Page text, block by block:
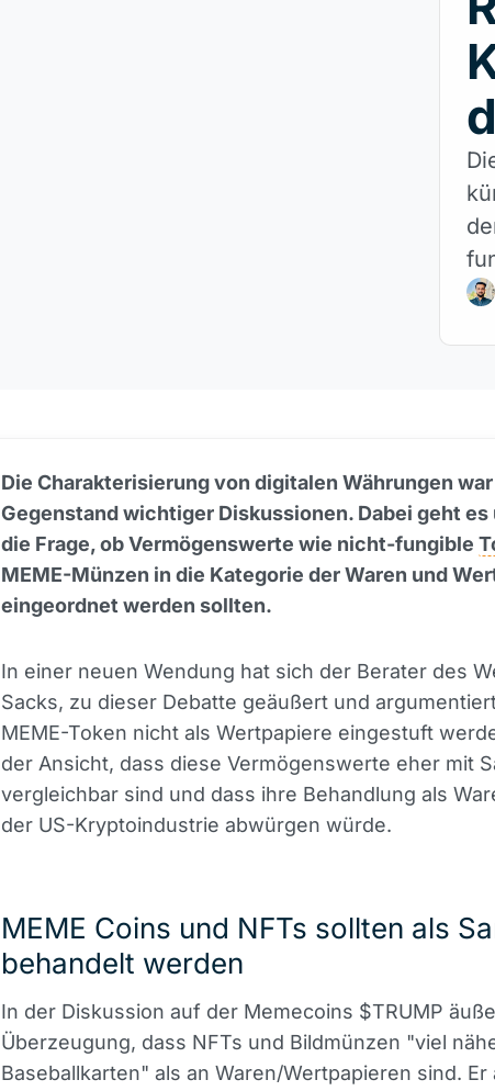
Die Charakterisierung von digitalen Währungen
Gegenstand wichtiger Diskussionen. Dabei geht es
die Frage, ob Vermögenswerte wie nicht-fungible
MEME-Münzen in die Kategorie der Waren und
eingeordnet werden sollten.
In einer neuen Wendung hat sich der Berater des
Sacks, zu dieser Debatte geäußert und
MEME-Token nicht als Wertpapiere eingestuft
der Ansicht, dass diese Vermögenswerte eher mit
vergleichbar sind und dass ihre Behandlung als
der US-Kryptoindustrie abwürgen würde.
MEME Coins und NFTs sollten als
behandelt werden
In der Diskussion auf der Memecoins $TRUMP
Überzeugung, dass NFTs und Bildmünzen "viel
Baseballkarten" als an Waren/Wertpapieren sind.